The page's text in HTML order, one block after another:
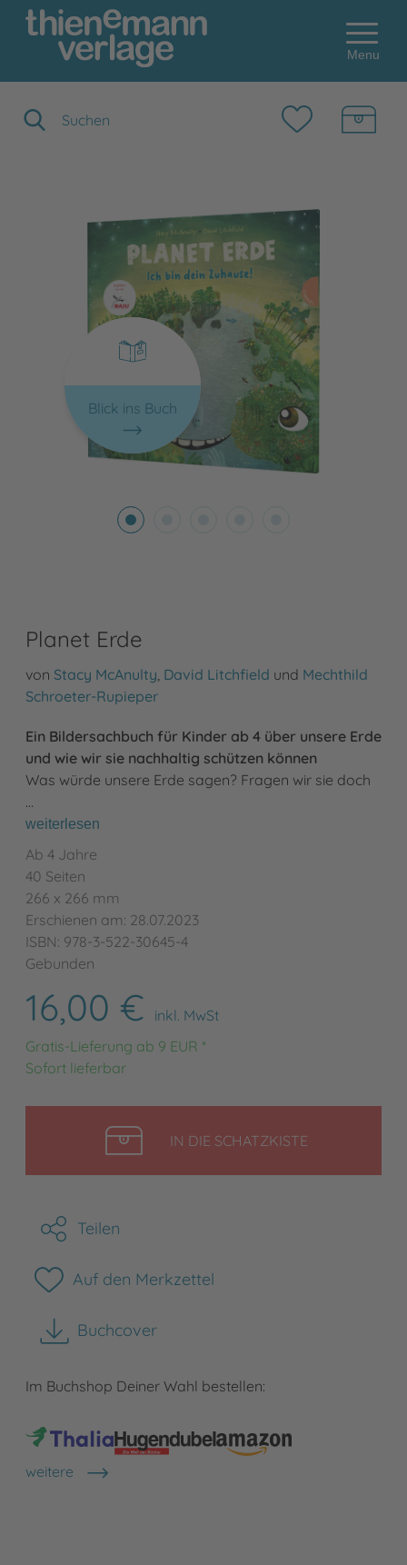
Menu
Blick ins Buch
Planet Erde
von Stacy McAnulty, David Litchfield und Mechthild
Schroeter-Rupieper
Ein Bildersachbuch für Kinder ab 4 über unsere Erde
und wie wir sie nachhaltig schützen können
Was würde unsere Erde sagen? Fragen wir sie doch
…
weiterlesen
Ab 4 Jahre
40 Seiten
266 x 266 mm
Erschienen am: 28.07.2023
ISBN: 978-3-522-30645-4
Gebunden
16,00 €
inkl. MwSt
Gratis-Lieferung ab 9 EUR *
Sofort lieferbar
IN DIE SCHATZKISTELEGEN
Teilen
Auf den Merkzettel
Buchcover
herunterladen
Im Buchshop Deiner Wahl bestellen:
weitere
Shops anzeigen